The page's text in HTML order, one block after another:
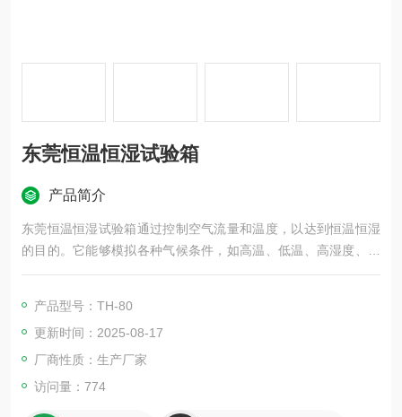
东莞恒温恒湿试验箱
产品简介
东莞恒温恒湿试验箱通过控制空气流量和温度，以达到恒温恒湿
的目的。它能够模拟各种气候条件，如高温、低温、高湿度、低
湿度等，以检测材料、产品在不同环境下的性能变化。这种设备
金属、食品、化学、建材、医疗、航天等领域，用于测试材料的
耐热、耐寒、耐干、耐湿等性能。
产品型号：TH-80
更新时间：2025-08-17
厂商性质：生产厂家
访问量：774